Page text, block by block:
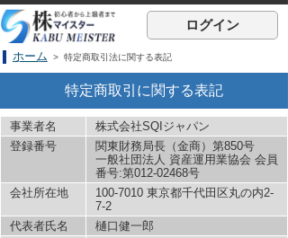
ログイン
ホーム > 特定商取引法に関する表記
特定商取引に関する表記
事業者名
株式会社SQIジャパン
登録番号
関東財務局長（金商）第850号
一般社団法人 資産運用業協会 会員
番号:第012-02468号
会社所在地
100-7010 東京都千代田区丸の内2-
7-2
代表者氏名
樋口健一郎